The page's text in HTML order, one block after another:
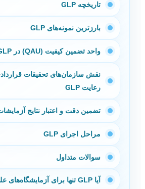
تاریخچه GLP
بارزترین نمونه‌های GLP
واحد تضمین کیفیت (QAU) در GLP
رعایت GLP
تضمین دقت و اعتبار نتایج آزمایشات
مراحل اجرای GLP
سوالات متداول
آیا GLP تنها برای آزمایشگاه‌های علمی کاربرد دارد؟